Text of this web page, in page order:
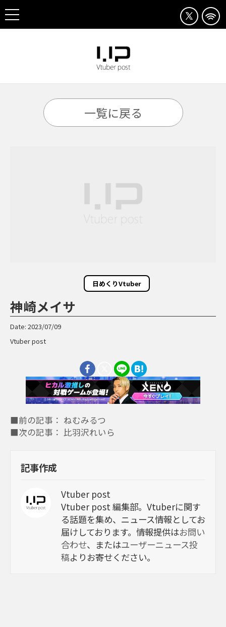
一覧に戻る
日めくりVtuber
神崎メイサ
Date: 2023/07/09
Vtuber post
■前の記事： ねむみるつ
■次の記事： 比羽沢れいら
記事作成
Vtuber post
Vtuber post 編集部。Vtuberに関す
る話題を集め、ニュース情報としてお
届けしております。情報提供はお問い
合わせ、またはユーザーニュース投
稿よりお寄せください。